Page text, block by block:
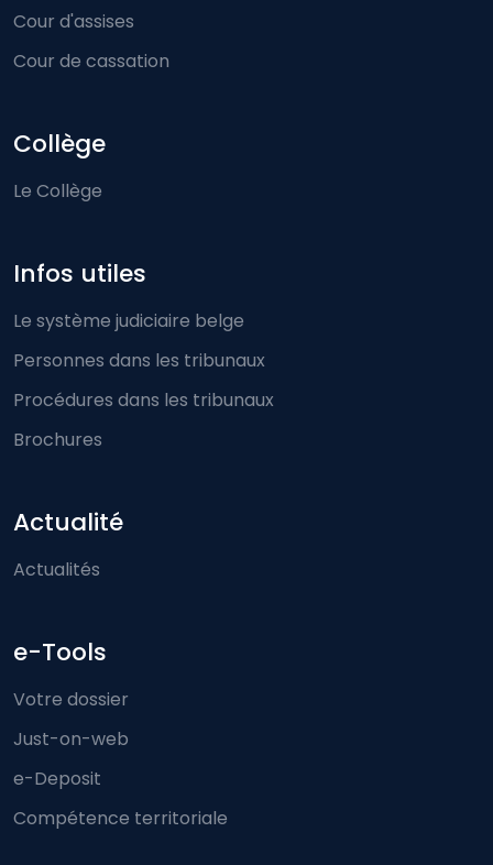
Cour d'assises
Cour de cassation
Collège
Le Collège
Infos utiles
Le système judiciaire belge
Personnes dans les tribunaux
Procédures dans les tribunaux
Brochures
Actualité
Actualités
e-Tools
Votre dossier
Just-on-web
e-Deposit
Compétence territoriale